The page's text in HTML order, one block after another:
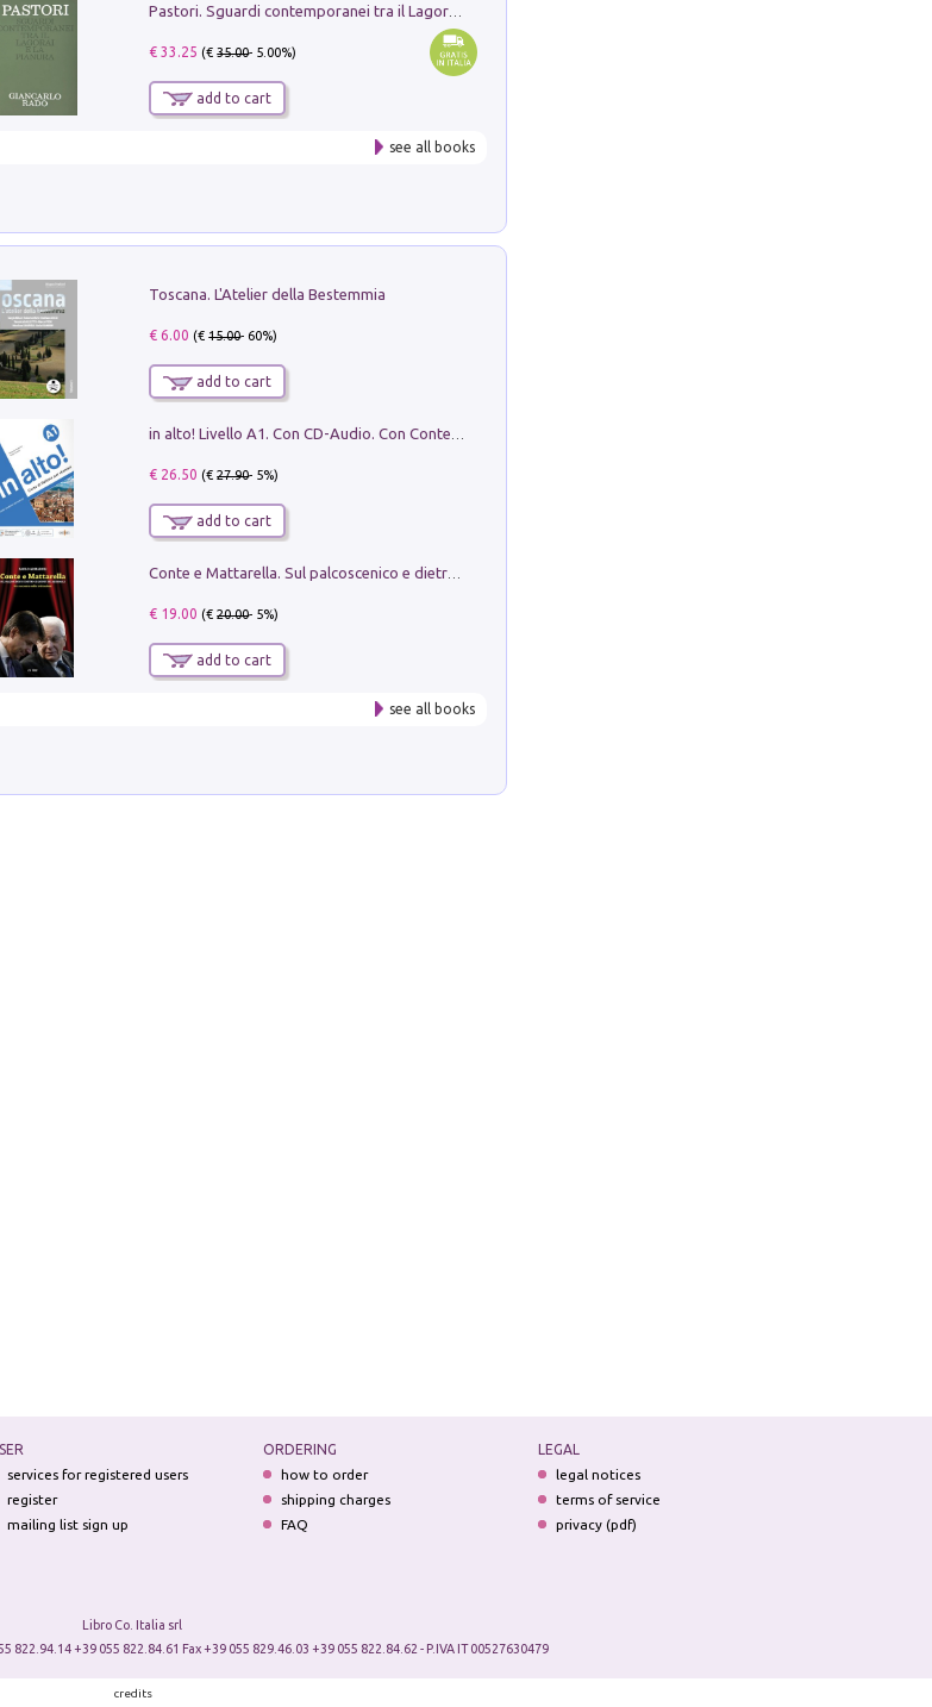
€ 33.25 (€35.00- 5.00%)
add to cart
see all books
Toscana. L'Atelier della Bestemmia
€ 6.00 (€15.00- 60%)
add to cart
€ 26.50 (€27.90- 5%)
add to cart
€ 19.00 (€20.00- 5%)
add to cart
see all books
services for registered users
register
mailing list sign up
ORDERING
how to order
shipping charges
FAQ
LEGAL
legal notices
terms of service
privacy (pdf)
Libro Co. Italia srl
822.94.14 +39 055 822.84.61 Fax +39 055 829.46.03 +39 055 822.84.62 - P.IVA IT 00527630479
credits